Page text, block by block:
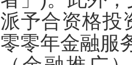
派予合资格投
零零年金融服